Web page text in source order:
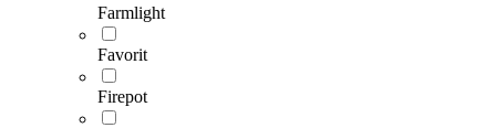
Farmlight
Favorit
Firepot